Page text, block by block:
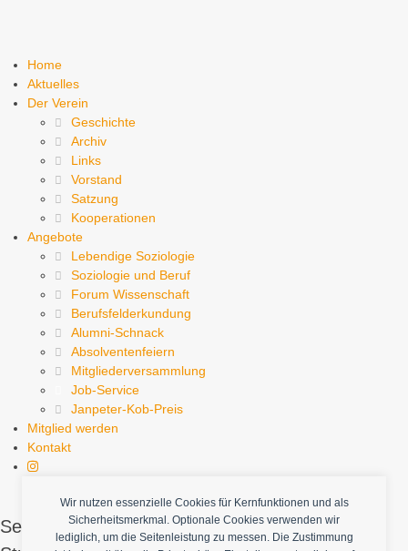
Wir nutzen essenzielle Cookies für Kernfunktionen und als
Sicherheitsmerkmal. Optionale Cookies verwenden wir
lediglich, um die Seitenleistung zu messen. Die Zustimmung
Home
Aktuelles
Der Verein
Geschichte
Archiv
Links
Vorstand
Satzung
Kooperationen
Angebote
Lebendige Soziologie
Soziologie und Beruf
Forum Wissenschaft
Berufsfelderkundung
Alumni-Schnack
Absolventenfeiern
Mitgliederversammlung
Job-Service
Janpeter-Kob-Preis
Mitglied werden
Kontakt
Sei dabei, Dein Interesse an Soziologie mit